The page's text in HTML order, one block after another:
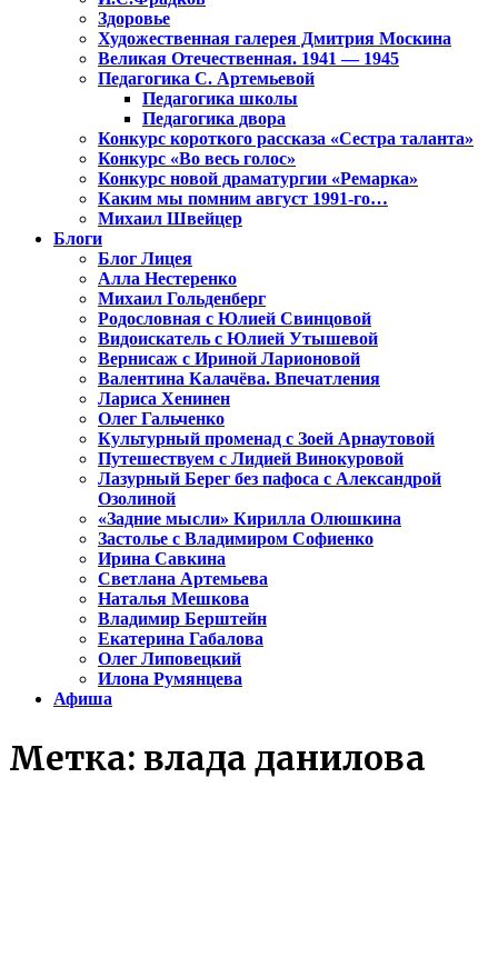
Здоровье
Художественная галерея Дмитрия Москина
Великая Отечественная. 1941 — 1945
Педагогика С. Артемьевой
Педагогика школы
Педагогика двора
Конкурс короткого рассказа «Сестра таланта»
Конкурс «Во весь голос»
Конкурс новой драматургии «Ремарка»
Каким мы помним август 1991-го…
Михаил Швейцер
Блоги
Блог Лицея
Алла Нестеренко
Михаил Гольденберг
Родословная с Юлией Свинцовой
Видоискатель с Юлией Утышевой
Вернисаж с Ириной Ларионовой
Валентина Калачёва. Впечатления
Лариса Хенинен
Олег Гальченко
Культурный променад с Зоей Арнаутовой
Путешествуем с Лидией Винокуровой
Лазурный Берег без пафоса с Александрой
Озолиной
«Задние мысли» Кирилла Олюшкина
Застолье с Владимиром Софиенко
Ирина Савкина
Светлана Артемьева
Наталья Мешкова
Владимир Берштейн
Екатерина Габалова
Олег Липовецкий
Илона Румянцева
Афиша
Метка: влада данилова